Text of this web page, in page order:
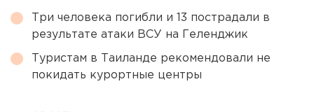
Три человека погибли и 13 пострадали в
результате атаки ВСУ на Геленджик
Туристам в Таиланде рекомендовали не
покидать курортные центры